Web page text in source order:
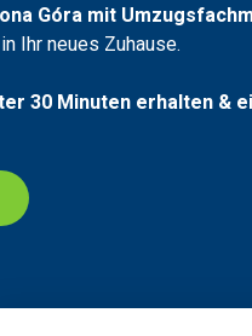
Góra mit
Ihr neues Zuhause.
30 Minuten erhalten &